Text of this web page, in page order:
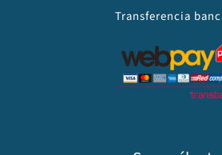
Transferencia